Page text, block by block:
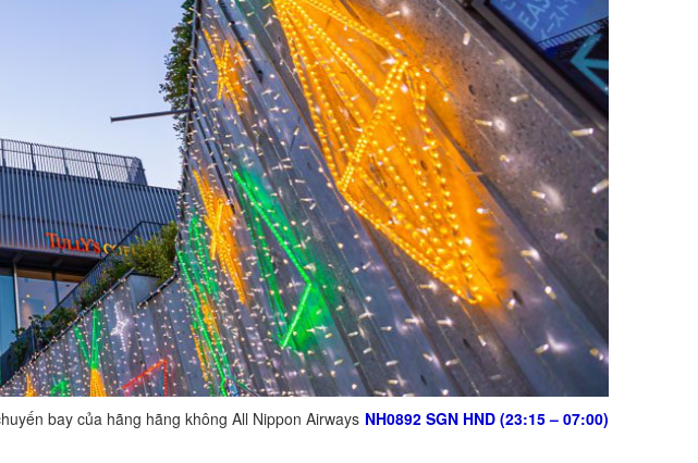
bay của hãng hãng không All Nippon Airways NH0892SGN HND (23:15–07:00)